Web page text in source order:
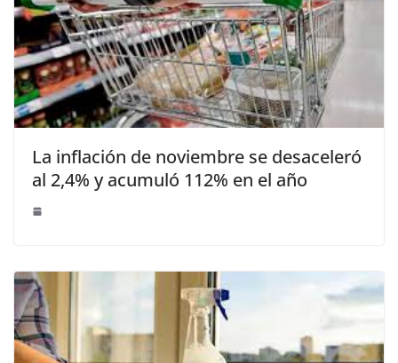
La inflación de noviembre se desaceleró
al 2,4% y acumuló 112% en el año